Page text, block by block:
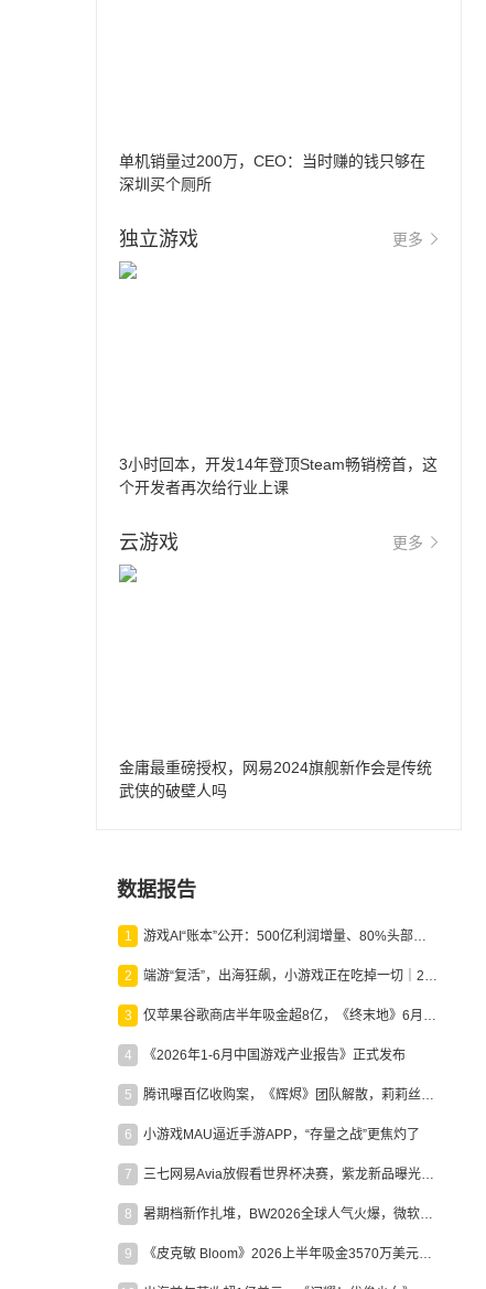
单机销量过200万，CEO：当时赚的钱只够在
深圳买个厕所
独立游戏 更多
3小时回本，开发14年登顶Steam畅销榜首，这
个开发者再次给行业上课
云游戏 更多
金庸最重磅授权，网易2024旗舰新作会是传统
武侠的破壁人吗
数据报告
1 游戏AI“账本”公开：500亿利润增量、80%头部入局，谁在闷声发财？
2 端游“复活”，出海狂飙，小游戏正在吃掉一切｜2026上半年产业报告
3 仅苹果谷歌商店半年吸金超8亿，《终末地》6月份收入显著回暖
4 《2026年1-6月中国游戏产业报告》正式发布
5 腾讯曝百亿收购案，《辉烬》团队解散，莉莉丝新作曝光｜陀螺周报
6 小游戏MAU逼近手游APP，“存量之战”更焦灼了
7 三七网易Avia放假看世界杯决赛，紫龙新品曝光，米哈游新作上线 | 陀螺周报
8 暑期档新作扎堆，BW2026全球人气火爆，微软XBOX大裁员|陀螺周报
9 《皮克敏 Bloom》2026上半年吸金3570万美元，中国台湾成最大市场